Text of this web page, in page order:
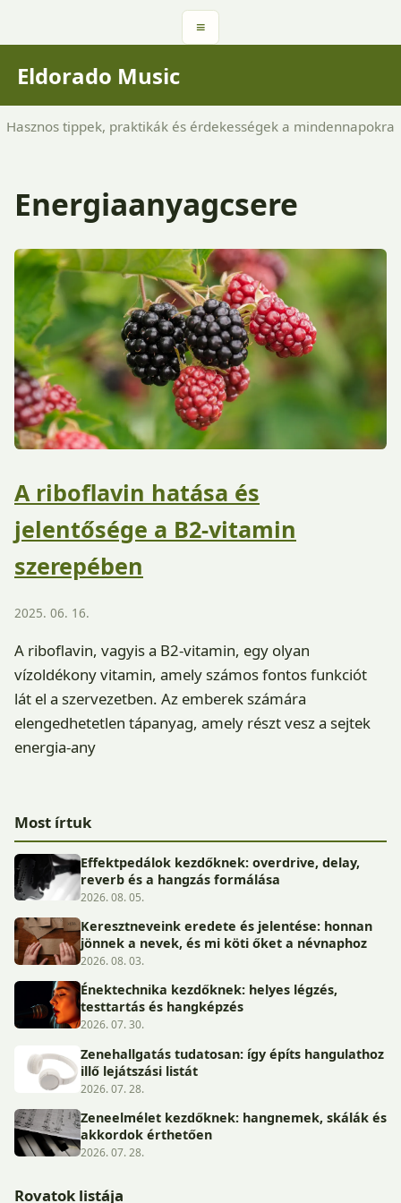
≡
Eldorado Music
Hasznos tippek, praktikák és érdekességek a mindennapokra
Energiaanyagcsere
A riboflavin hatása és
jelentősége a B2-vitamin
szerepében
2025. 06. 16.
A riboflavin, vagyis a B2-vitamin, egy olyan
vízoldékony vitamin, amely számos fontos funkciót
lát el a szervezetben. Az emberek számára
elengedhetetlen tápanyag, amely részt vesz a sejtek
energia-any
Most írtuk
Effektpedálok kezdőknek: overdrive, delay,
reverb és a hangzás formálása
2026. 08. 05.
Keresztneveink eredete és jelentése: honnan
jönnek a nevek, és mi köti őket a névnaphoz
2026. 08. 03.
Énektechnika kezdőknek: helyes légzés,
testtartás és hangképzés
2026. 07. 30.
Zenehallgatás tudatosan: így építs hangulathoz
illő lejátszási listát
2026. 07. 28.
Zeneelmélet kezdőknek: hangnemek, skálák és
akkordok érthetően
2026. 07. 28.
Rovatok listája